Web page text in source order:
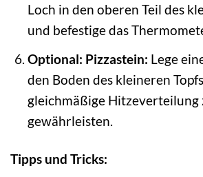
Loch in den oberen Teil des
und befestige das
Optional: Pizzastein: Lege
den Boden des kleineren
gleichmäßige Hitzeverteilung
gewährleisten.
Tipps und Tricks: